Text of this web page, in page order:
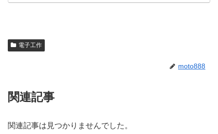
電子工作
moto888
関連記事
関連記事は見つかりませんでした。